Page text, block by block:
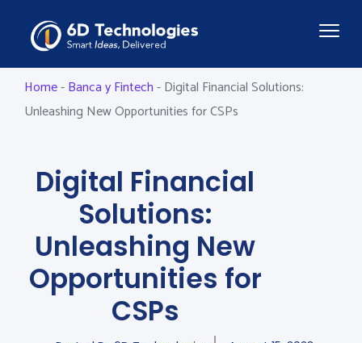
Home-Banca y Fintech-Digital Financial Solutions:
Unleashing New Opportunities for CSPs
Digital Financial
Solutions:
Unleashing New
Opportunities for
CSPs